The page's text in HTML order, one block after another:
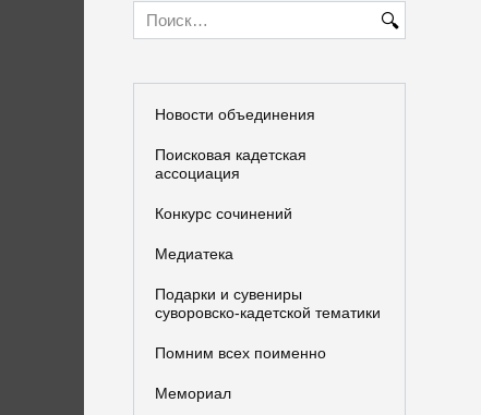
for:
Новости объединения
Поисковая кадетская
ассоциация
Конкурс сочинений
Медиатека
Подарки и сувениры
суворовско-кадетской тематики
Помним всех поименно
Мемориал